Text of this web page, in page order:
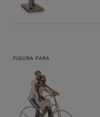
FIGURA PARA